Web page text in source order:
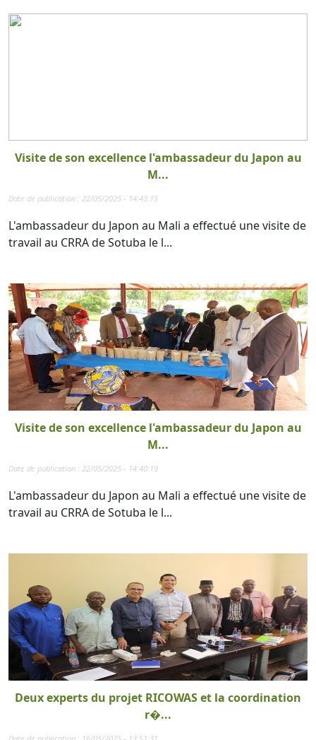
Visite de son excellence l'ambassadeur du Japon au
M...
Date de publication : 22/05/2025 - 14:43:15
L'ambassadeur du Japon au Mali a effectué une visite de
travail au CRRA de Sotuba le l...
Visite de son excellence l'ambassadeur du Japon au
M...
Date de publication : 22/05/2025 - 14:40:19
L'ambassadeur du Japon au Mali a effectué une visite de
travail au CRRA de Sotuba le l...
Deux experts du projet RICOWAS et la coordination
r�...